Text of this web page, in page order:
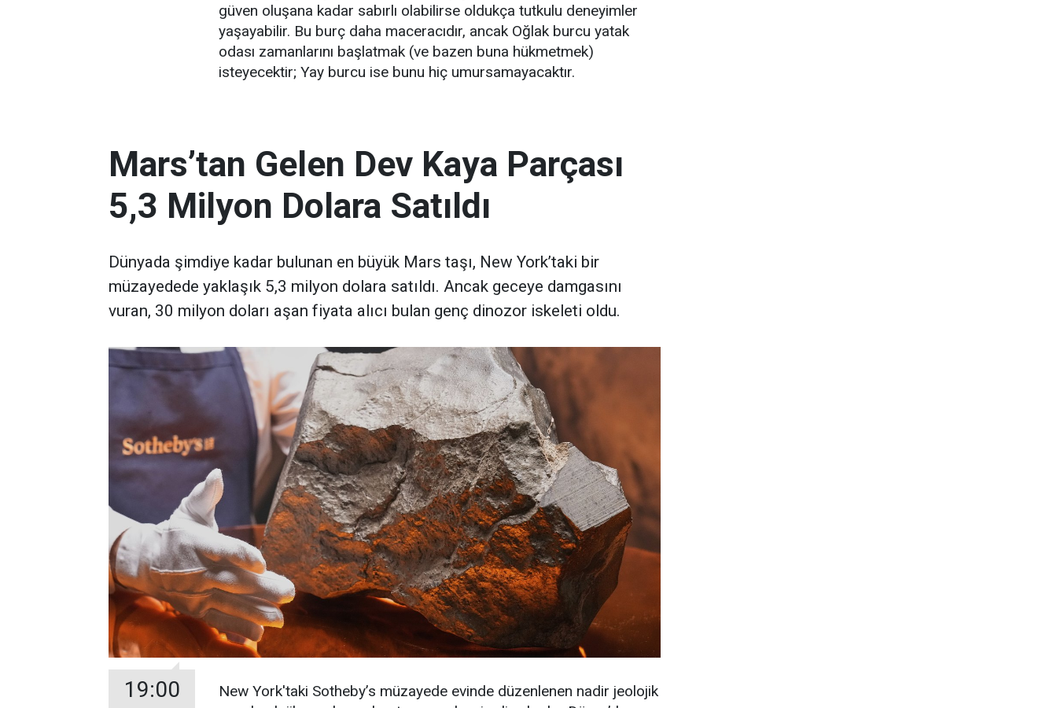
güven oluşana kadar sabırlı olabilirse oldukça tutkulu deneyimler
yaşayabilir. Bu burç daha maceracıdır, ancak Oğlak burcu yatak
odası zamanlarını başlatmak (ve bazen buna hükmetmek)
isteyecektir; Yay burcu ise bunu hiç umursamayacaktır.
Mars’tan Gelen Dev Kaya Parçası
5,3 Milyon Dolara Satıldı
Dünyada şimdiye kadar bulunan en büyük Mars taşı, New York’taki bir
müzayedede yaklaşık 5,3 milyon dolara satıldı. Ancak geceye damgasını
vuran, 30 milyon doları aşan fiyata alıcı bulan genç dinozor iskeleti oldu.
19:00
New York'taki Sotheby’s müzayede evinde düzenlenen nadir jeolojik